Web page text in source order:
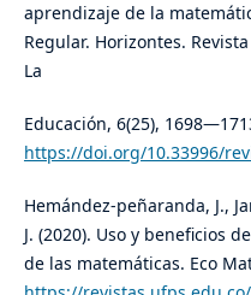
aprendizaje de la
Regular. Horizontes.
La
Educación, 6(25),
https://doi.org/10.33996/
Hemández-peñaranda, J.,
J. (2020). Uso y beneficios
de las matemáticas. Eco